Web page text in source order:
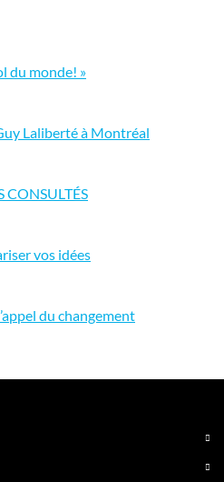
du monde! »
Laliberté à Montréal
CONSULTÉS
vos idées
du changement